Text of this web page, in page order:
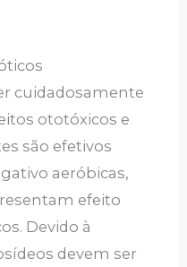
cuidadosamente
ototóxicos e
são efetivos
aeróbicas,
efeito
Devido à
devem ser